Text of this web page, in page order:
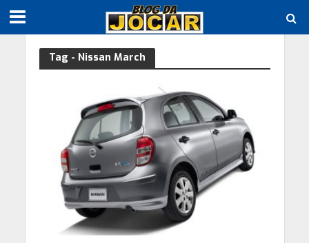
Tag - Nissan March